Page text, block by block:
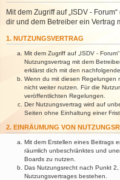
Mit dem Zugriff auf „ISDV -
dir und dem Betreiber ein Vertrag
1. NUTZUNGSVERTRAG
Mit dem Zugriff auf „ISDV -
Nutzungsvertrag mit dem
erklärst dich mit den
Wenn du mit diesen Regelungen
nicht weiter nutzen. Für die
veröffentlichten Regelungen.
Der Nutzungsvertrag wird auf
Seiten ohne Einhaltung einer
2. EINRÄUMUNG VON
Mit dem Erstellen eines Beitrags
räumlich unbeschränktes und
Boards zu nutzen.
Das Nutzungsrecht nach Punkt
Nutzungsvertrages bestehen.